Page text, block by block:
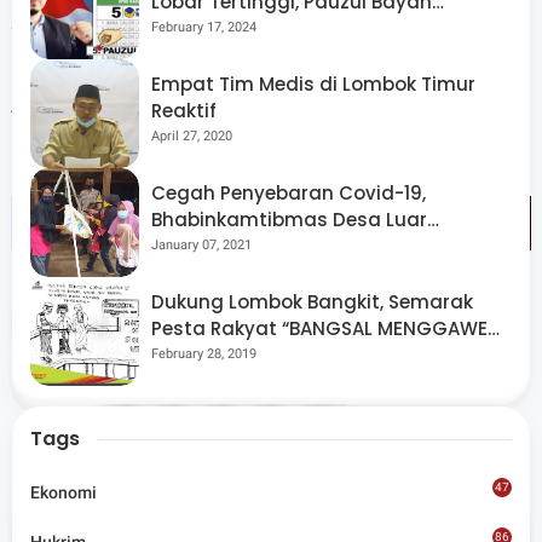
“Tetap patuhi Protokol Pencegahan Covid-19, jaga
kesehatan diri dan keluarga, tetap jaga jarak, semoga
Allah SWT selalu melindungi kita di Bulan Suci Ramadhan
kali ini,” lanjut Dandim. (Redaksi)
Tags Ekonomi Sosial Sumbawa
Share
Berpeluang “Rebut” Kursi Dapil 3
February 17, 2024
Empat Tim Medis di Lombok Timur
Reaktif
April 27, 2020
Cegah Penyebaran Covid-19,
Bhabinkamtibmas Desa Luar
Pantau Kegiatan Posyandu
January 07, 2021
Dukung Lombok Bangkit, Semarak
Pesta Rakyat “BANGSAL MENGGAWE”
Kembali Digelar Para Seniman Di
February 28, 2019
Tags
Ekonomi 47
86